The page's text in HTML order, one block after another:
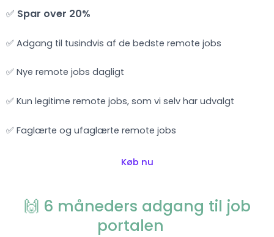
✅ Spar over 20%
✅ Adgang til tusindvis af de bedste remote jobs
✅ Nye remote jobs dagligt
✅ Kun legitime remote jobs, som vi selv har udvalgt
✅ Faglærte og ufaglærte remote jobs
Køb nu
🙌 6 måneders adgang til job
portalen